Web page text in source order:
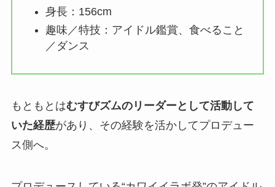
身長：156cm
趣味／特技：アイドル鑑賞、食べること
／ダンス
もともとはむすびズムのリーダーとして活動して
いた経歴があり、その経験を活かしてプロデュー
ス側へ。